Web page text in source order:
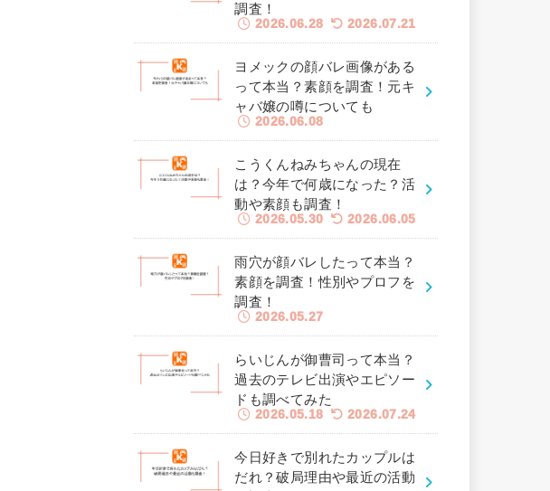
調査！
2026.06.28 2026.07.21
ヨメックの顔バレ画像がある
って本当？素顔を調査！元キ
ャバ嬢の噂についても
2026.06.08
こうくんねみちゃんの現在
は？今年で何歳になった？活
動や素顔も調査！
2026.05.30 2026.06.05
雨穴が顔バレしたって本当？
素顔を調査！性別やプロフを
調査！
2026.05.27
らいじんが御曹司って本当？
過去のテレビ出演やエピソー
ドも調べてみた
2026.05.18 2026.07.24
今日好きで別れたカップルは
だれ？破局理由や最近の活動